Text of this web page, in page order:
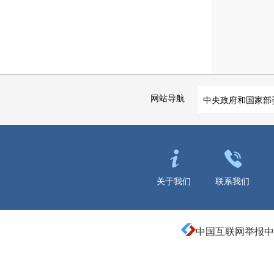
网站导航 中央政府和国家部
关于我们 联系我们
中国互联网举报